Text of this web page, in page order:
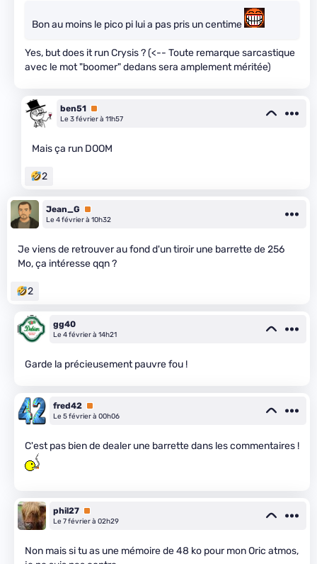
Bon au moins le pico pi lui a pas pris un centime
Yes, but does it run Crysis ? (<-- Toute remarque sarcastique
avec le mot "boomer" dedans sera amplement méritée)
ben51 Premium
Le 3 février à 11h57
Mais ça run DOOM
2
Jean_G
Premium
Le 4 février à 10h32
Je viens de retrouver au fond d'un tiroir une barrette de 256
Mo, ça intéresse qqn ?
2
gg40
Le 4 février à 14h21
Garde la précieusement pauvre fou !
fred42 Premium
Le 5 février à 00h06
C'est pas bien de dealer une barrette dans les commentaires !
phil27 Premium
Le 7 février à 02h29
Non mais si tu as une mémoire de 48 ko pour mon Oric atmos,